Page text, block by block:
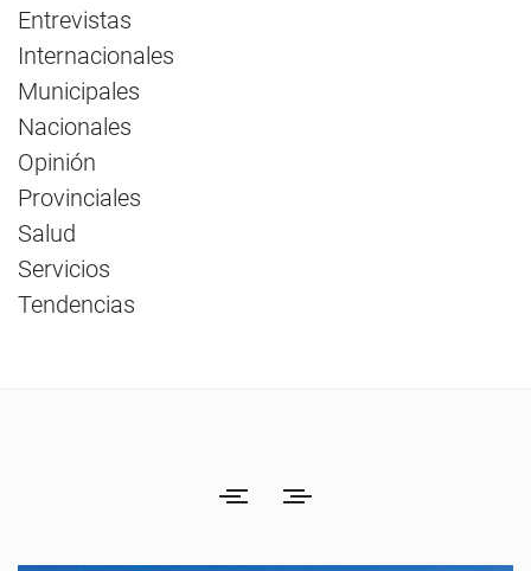
Entrevistas
Internacionales
Municipales
Nacionales
Opinión
Provinciales
Salud
Servicios
Tendencias